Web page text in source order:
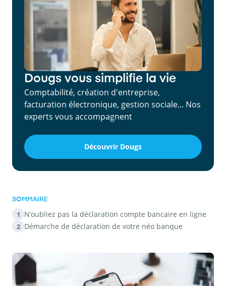
Dougs vous simplifie la vie
Comptabilité, création d'entreprise,
facturation électronique, gestion sociale... Nos
experts vous accompagnent
Découvrir Dougs
SOMMAIRE
1 N’oubliez pas la déclaration compte bancaire en ligne
2 Démarche de déclaration de votre néo banque